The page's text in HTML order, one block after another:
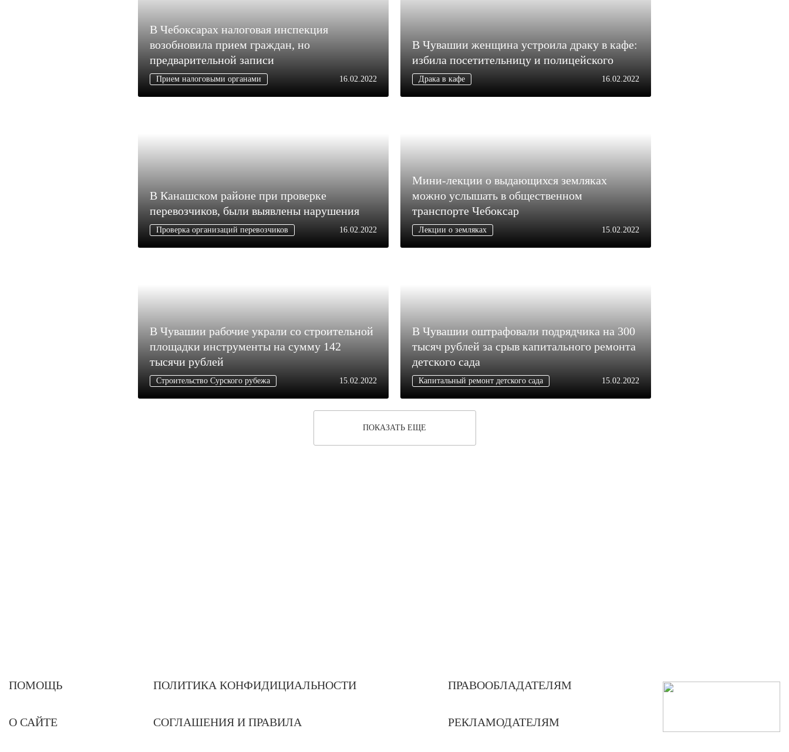
В Чебоксарах налоговая инспекция
возобновила прием граждан, но
предварительной записи
Прием налоговыми органами 16.02.2022
В Чувашии женщина устроила драку в кафе:
избила посетительницу и полицейского
Драка в кафе 16.02.2022
В Канашском районе при проверке
перевозчиков, были выявлены нарушения
Проверка организаций перевозчиков 16.02.2022
Мини-лекции о выдающихся земляках
можно услышать в общественном
транспорте Чебоксар
Лекции о земляках 15.02.2022
В Чувашии рабочие украли со строительной
площадки инструменты на сумму 142
тысячи рублей
Строительство Сурского рубежа 15.02.2022
В Чувашии оштрафовали подрядчика на 300
тысяч рублей за срыв капитального ремонта
детского сада
Капитальный ремонт детского сада 15.02.2022
ПОКАЗАТЬ ЕЩЕ
ПОМОЩЬ
О САЙТЕ
ПОЛИТИКА КОНФИДИЦИАЛЬНОСТИ
СОГЛАШЕНИЯ И ПРАВИЛА
ПРАВООБЛАДАТЕЛЯМ
РЕКЛАМОДАТЕЛЯМ